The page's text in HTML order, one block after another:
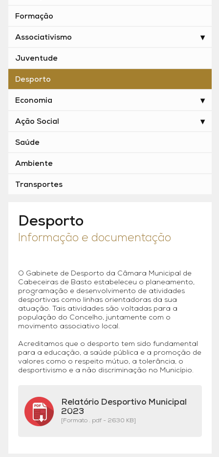
Formação
Associativismo
Juventude
Desporto
Economia
Ação Social
Saúde
Ambiente
Transportes
Desporto
Informação e documentação
O Gabinete de Desporto da Câmara Municipal de
Cabeceiras de Basto estabeleceu o planeamento,
programação e desenvolvimento de atividades
desportivas como linhas orientadoras da sua
atuação. Tais atividades são voltadas para a
população do Concelho, juntamente com o
movimento associativo local.
Acreditamos que o desporto tem sido fundamental
para a educação, a saúde pública e a promoção de
valores como o respeito mútuo, a tolerância, o
desportivismo e a não discriminação no Município.
Relatório Desportivo Municipal
2023
[Formato . pdf - 2630 KB]